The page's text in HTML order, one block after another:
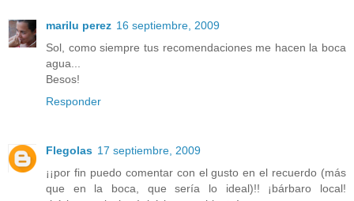
marilu perez 16 septiembre, 2009
Sol, como siempre tus recomendaciones me hacen la boca
agua...
Besos!
Responder
Flegolas 17 septiembre, 2009
¡¡por fin puedo comentar con el gusto en el recuerdo (más
que en la boca, que sería lo ideal)!! ¡bárbaro local!